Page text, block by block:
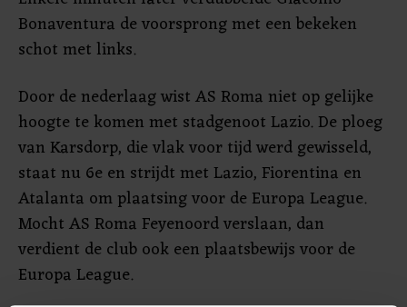
Bonaventura de voorsprong met een bekeken
schot met links.
Door de nederlaag wist AS Roma niet op gelijke
hoogte te komen met stadgenoot Lazio. De ploeg
van Karsdorp, die vlak voor tijd werd gewisseld,
staat nu 6e en strijdt met Lazio, Fiorentina en
Atalanta om plaatsing voor de Europa League.
Mocht AS Roma Feyenoord verslaan, dan
verdient de club ook een plaatsbewijs voor de
Europa League.